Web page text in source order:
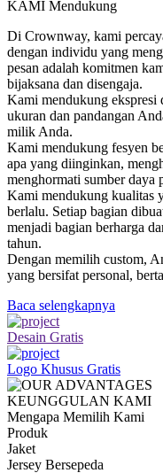
KAMI Mendukung
Di Crownway, kami
dengan individu yang
pesan adalah komitmen
bijaksana dan disengaja.
Kami mendukung
ukuran dan pandangan
milik Anda.
Kami mendukung fesyen
apa yang diinginkan,
menghormati sumber daya
Kami mendukung kualitas
berlalu. Setiap bagian
menjadi bagian berharga
tahun.
Dengan memilih custom,
yang bersifat personal,
Baca selengkapnya
Desain Gratis
Logo Khusus Gratis
KEUNGGULAN KAMI
Mengapa Memilih Kami
Produk
Jaket
Jersey Bersepeda